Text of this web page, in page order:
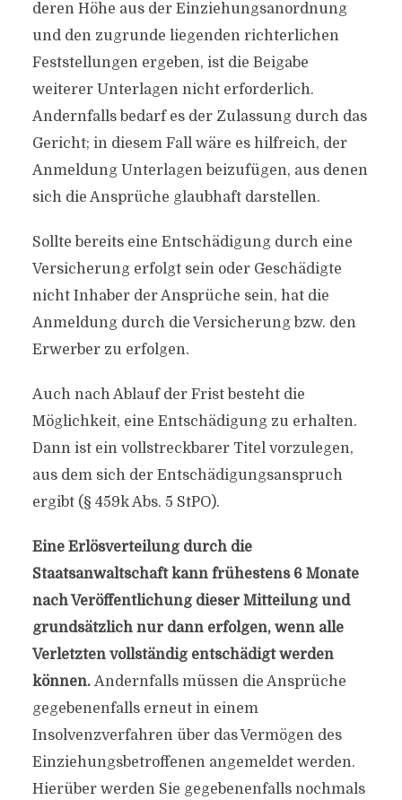
deren Höhe aus der Einziehungsanordnung
und den zugrunde liegenden richterlichen
Feststellungen ergeben, ist die Beigabe
weiterer Unterlagen nicht erforderlich.
Andernfalls bedarf es der Zulassung durch das
Gericht; in diesem Fall wäre es hilfreich, der
Anmeldung Unterlagen beizufügen, aus denen
sich die Ansprüche glaubhaft darstellen.
Sollte bereits eine Entschädigung durch eine
Versicherung erfolgt sein oder Geschädigte
nicht Inhaber der Ansprüche sein, hat die
Anmeldung durch die Versicherung bzw. den
Erwerber zu erfolgen.
Auch nach Ablauf der Frist besteht die
Möglichkeit, eine Entschädigung zu erhalten.
Dann ist ein vollstreckbarer Titel vorzulegen,
aus dem sich der Entschädigungsanspruch
ergibt (§ 459k Abs. 5 StPO).
Eine Erlösverteilung durch die
Staatsanwaltschaft kann frühestens 6 Monate
nach Veröffentlichung dieser Mitteilung und
grundsätzlich nur dann erfolgen, wenn alle
Verletzten vollständig entschädigt werden
können. Andernfalls müssen die Ansprüche
gegebenenfalls erneut in einem
Insolvenzverfahren über das Vermögen des
Einziehungsbetroffenen angemeldet werden.
Hierüber werden Sie gegebenenfalls nochmals